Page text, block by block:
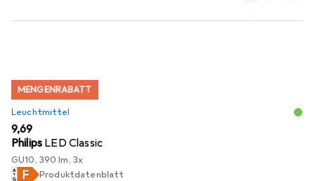
MENGENRABATT
Leuchtmittel
EUR
9,69
Philips LED Classic
GU10, 390 lm, 3x
Produktdatenblatt